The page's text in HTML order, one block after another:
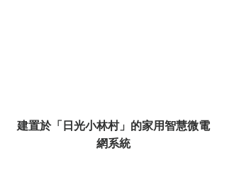
建置於「日光小林村」的家用智慧微電
網系統